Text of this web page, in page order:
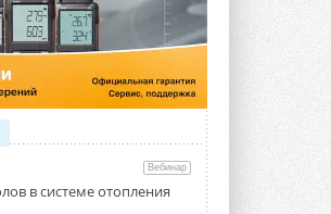
2026
Shenling представила
тепловых насосов
вода» на R290
R290 All-In-One
три модели ...
2026
насосы в связке с
Вебинар
в системе отопления